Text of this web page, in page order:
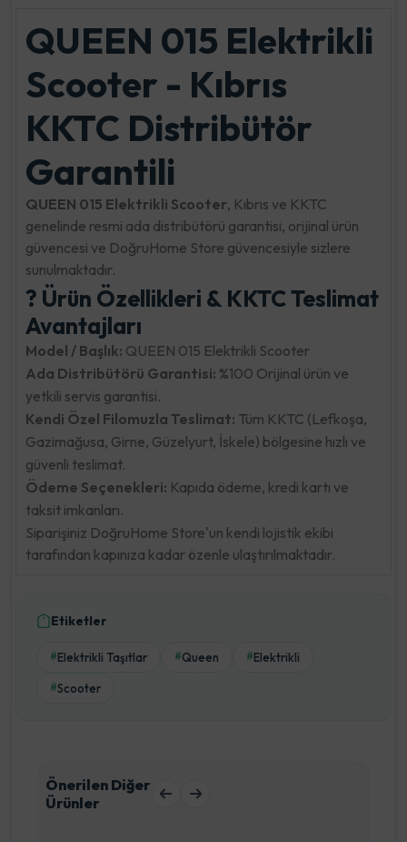
QUEEN 015 Elektrikli
Scooter - Kıbrıs
KKTC Distribütör
Garantili
QUEEN 015 Elektrikli Scooter, Kıbrıs ve KKTC
genelinde resmi ada distribütörü garantisi, orijinal ürün
güvencesi ve DoğruHome Store güvencesiyle sizlere
sunulmaktadır.
? Ürün Özellikleri & KKTC Teslimat
Avantajları
Model / Başlık: QUEEN 015 Elektrikli Scooter
Ada Distribütörü Garantisi: %100 Orijinal ürün ve
yetkili servis garantisi.
Kendi Özel Filomuzla Teslimat: Tüm KKTC (Lefkoşa,
Gazimağusa, Girne, Güzelyurt, İskele) bölgesine hızlı ve
güvenli teslimat.
Ödeme Seçenekleri: Kapıda ödeme, kredi kartı ve
taksit imkanları.
Siparişiniz DoğruHome Store'un kendi lojistik ekibi
tarafından kapınıza kadar özenle ulaştırılmaktadır.
Etiketler
#Elektrikli Taşıtlar #Queen #Elektrikli
#Scooter
Önerilen Diğer
Ürünler